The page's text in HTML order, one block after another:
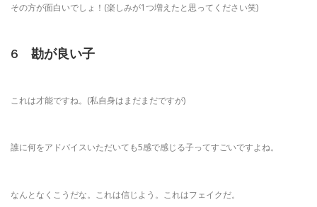
その方が面白いでしょ！(楽しみが1つ増えたと思ってください笑)
6 勘が良い子
これは才能ですね。(私自身はまだまだですが)
誰に何をアドバイスいただいても5感で感じる子ってすごいですよね。
なんとなくこうだな。これは信じよう。これはフェイクだ。